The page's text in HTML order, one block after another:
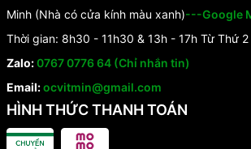
Minh (Nhà có cửa kính màu xanh)---Google
Thời gian: 8h30 - 11h30 & 13h - 17h Từ Thứ
Zalo:0767 0776 64 (Chỉ nhắn tin)
Email:ocvitmin@gmail.com
HÌNH THỨC THANH TOÁN